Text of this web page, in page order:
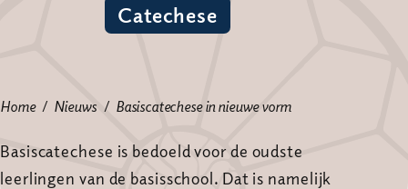
Catechese
Home Nieuws Basiscatechese in nieuwe vorm
Basiscatechese is bedoeld voor de oudste
leerlingen van de basisschool. Dat is namelijk